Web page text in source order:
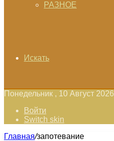
РАЗНОЕ
Искать
Понедельник , 10 Август 2026
Войти
Switch skin
Главная/запотевание